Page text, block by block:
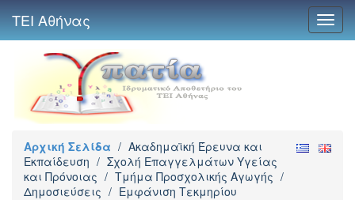
ΤΕΙ Αθήνας
Αρχική Σελίδα / Ακαδημαϊκή Έρευνα και
Εκπαίδευση / Σχολή Επαγγελμάτων Υγείας
και Πρόνοιας / Τμήμα Προσχολικής Αγωγής /
Δημοσιεύσεις / Εμφάνιση Τεκμηρίου